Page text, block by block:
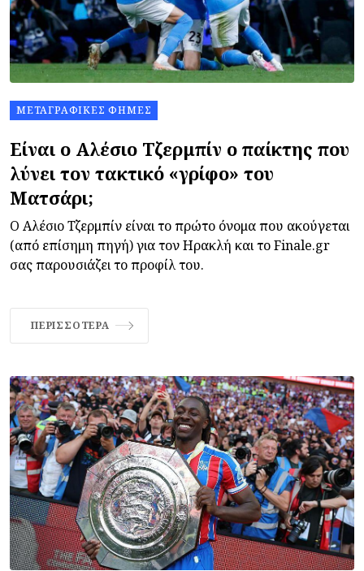
ΜΕΤΑΓΡΑΦΙΚΈΣ ΦΉΜΕΣ
Είναι ο Αλέσιο Τζερμπίν ο παίκτης που
λύνει τον τακτικό «γρίφο» του
Ματσάρι;
Ο Αλέσιο Τζερμπίν είναι το πρώτο όνομα που ακούγεται
(από επίσημη πηγή) για τον Ηρακλή και το Finale.gr
σας παρουσιάζει το προφίλ του.
ΠΕΡΙΣΣΌΤΕΡΑ